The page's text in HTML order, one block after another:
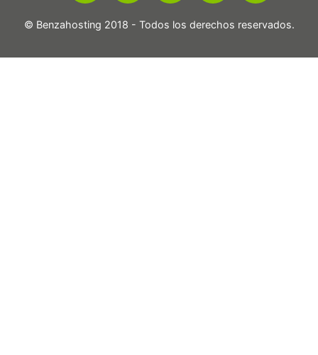
© Benzahosting 2018 - Todos los derechos reservados.